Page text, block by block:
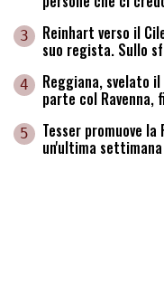
3 Reinhart verso il
suo regista. Sullo
4 Reggiana, svelato
parte col Ravenna,
5 Tesser promuove
un'ultima